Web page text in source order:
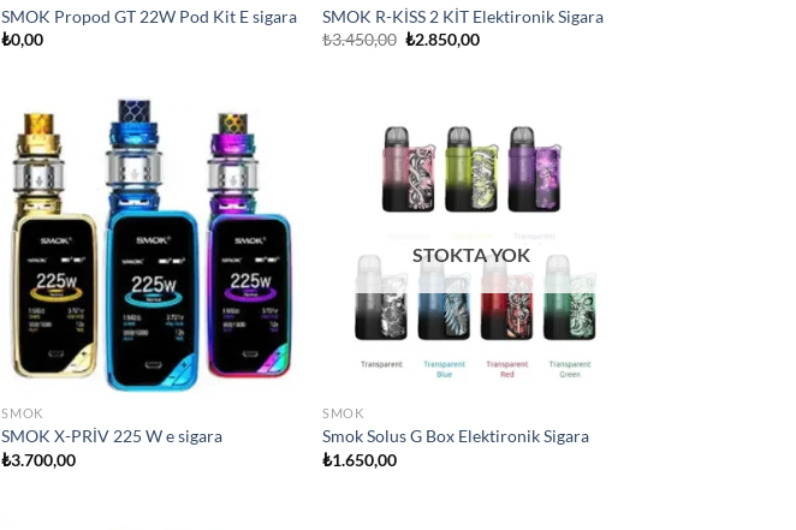
SMOK Propod GT 22W Pod Kit E sigara
₺0,00
SMOK R-KİSS 2 KİT Elektironik Sigara
₺3.450,00 Orijinal
₺2.850,00Şu
Add to
wishlist
SMOK
SMOK X-PRİV 225 W e sigara
₺3.700,00
Add to
wishlist
STOKTA YOK
SMOK
Smok Solus G Box Elektironik Sigara
₺1.650,00